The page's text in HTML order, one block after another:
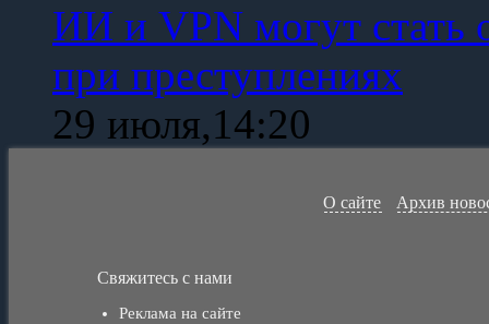
ИИ и VPN могут стать
при преступлениях
29 июля,14:20
О сайте Архив
Свяжитесь с нами
Реклама на сайте